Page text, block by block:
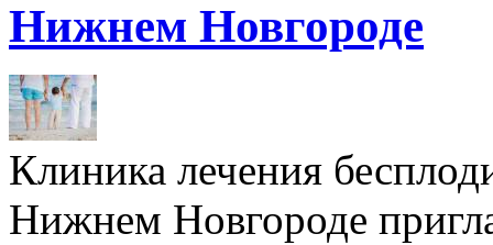
Нижнем Новгороде
Клиника лечения
Нижнем Новгороде